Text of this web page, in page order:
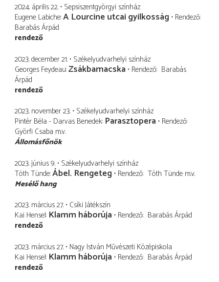
2024. április 22. Sepsiszentgyörgyi színház
Eugene Labiche A Lourcine utcai gyilkosság Rendező
Barabás Árpád
rendező
2023. december 21. Székelyudvarhelyi színház
Georges Feydeau Zsákbamacska Rendező Barabás
Árpád
rendező
2023. november 23. Székelyudvarhelyi színház
Pintér Béla - Darvas Benedek Parasztopera Rendező
Györfi Csaba m.v.
Állomásfőnök
2023. június 9. Székelyudvarhelyi színház
Tóth Tünde Ábel. Rengeteg Rendező Tóth Tünde m.v.
Mesélő hang
2023. március 27. Csíki Játékszín
Kai Hensel Klamm háborúja Rendező Barabás Árpád
rendező
2023. március 27. Nagy István Művészeti Középiskola
Kai Hensel Klamm háborúja Rendező Barabás Árpád
rendező